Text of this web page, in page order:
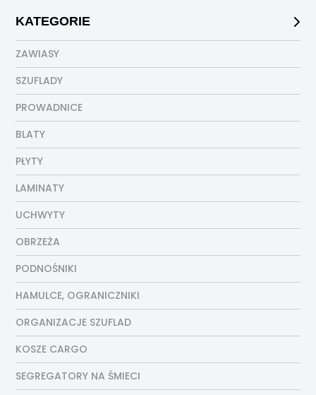
KATEGORIE
ZAWIASY
SZUFLADY
PROWADNICE
BLATY
PŁYTY
LAMINATY
UCHWYTY
OBRZEŻA
PODNOŚNIKI
HAMULCE, OGRANICZNIKI
ORGANIZACJE SZUFLAD
KOSZE CARGO
SEGREGATORY NA ŚMIECI